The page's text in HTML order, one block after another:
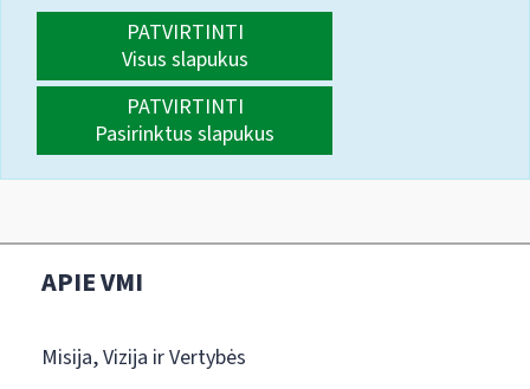
PATVIRTINTI
Visus slapukus
PATVIRTINTI
Pasirinktus slapukus
APIE VMI
Misija, Vizija ir Vertybės